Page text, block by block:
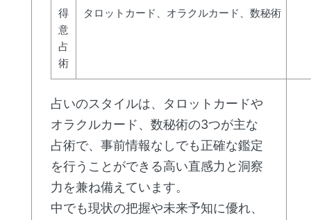
得
意
占
術
タロットカード、オラクルカード、数秘術
占いのスタイルは、タロットカードや
オラクルカード、数秘術の3つが主な
占術で、事前情報なしでも正確な鑑定
を行うことができる高い直感力と洞察
力を兼ね備えています。
中でも現状の把握や未来予知に優れ、